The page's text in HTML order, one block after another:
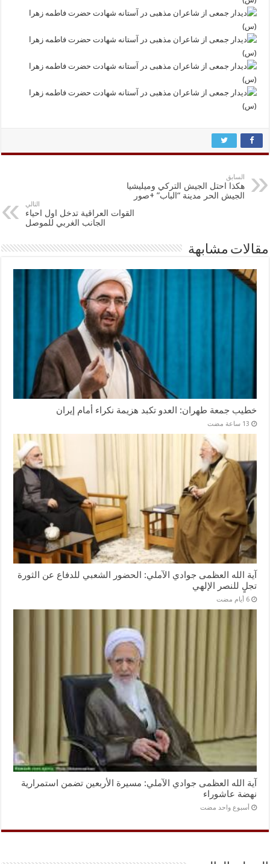
السابق
هكذا احتل الجيش التركي وميليشيا
الجيش الحر مدينة “الباب” +صور
التالي
القوات العراقية تدخل اول احياء
الجانب الغربي للموصل
مقالات مشابهة
خطيب جمعة طهران: العدو تكبد هزيمة نكراء أمام إيران
آية الله العظمى جوادي الآملي: الحضور الشعبي للدفاع عن الثورة
تجلٍ للنصر الإلهي
‏6 أيام مضت
آية الله العظمى جوادي الآملي: مسيرة الأربعين تضمن استمرارية
نهضة عاشوراء
‏أسبوع واحد مضت